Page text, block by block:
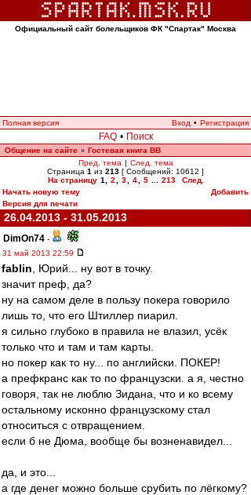
Официальный сайт болельщиков ФК "Спартак" Москва
Полная версия Вход • Регистрация
FAQ • Поиск
Общение на сайте » Гостевая книга ВВ
Пред. тема | След. тема
Страница 1 из 213 [ Сообщений: 10612 ]
На страницу 1 2 3 4 5 213
След.
Начать новую тему
Добавить
Версия для печати
26.04.2013 - 31.05.2013
DimOn74 -
31 май 2013 22:59
fablin , Юрий... ну вот в точку.
значит преф, да?
ну на самом деле в пользу покера говорило
лишь то, что его Штиллер пиарил.
я сильно глубоко в правила не влазил, усёк
только что и там и там карты.
но покер как то ну... по английски. ПОКЕР!
а префкранс как то по французски. а я, честно
говоря, так не люблю Зидана, что и ко всему
остальному исконно французскому стал
относиться с отвращением.
если б не Дюма, вообще бы возненавидел...
да, и это...
а где денег можно больше срубить по лёгкому?